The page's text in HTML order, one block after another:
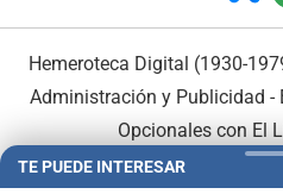
Hemeroteca Digital (1930-
Administración y Publicidad -
Opcionales con El
TE PUEDE INTERESAR